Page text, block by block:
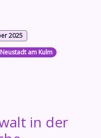
2025
am Kulm
in der